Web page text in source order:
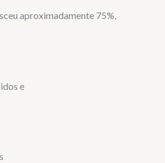
aproximadamente 75%,
e